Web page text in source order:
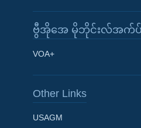
Learning English
ဗွီအိုအေ မိုဘိုင်းလ်အက်ပ်မ
VOA+
Other Links
USAGM